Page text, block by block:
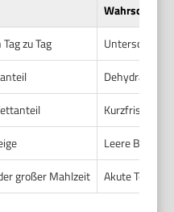
zu Tag
Kurzfristige
Leere
großer Mahlzeit
Akute